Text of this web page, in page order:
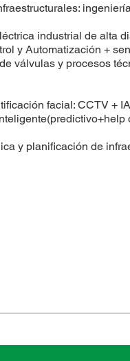
industrial de alta
y Automatización +
válvulas y procesos
facial: CCTV + IA
y planificación de